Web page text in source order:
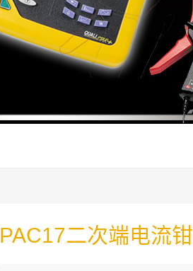
PAC17二次端电流钳